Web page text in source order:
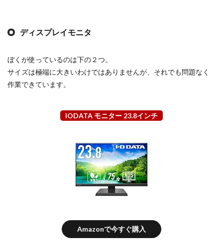
ディスプレイモニタ
ぼくが使っているのは下の２つ。
サイズは極端に大きいわけではありませんが、それでも問題なく
作業できています。
IODATA モニター 23.8インチ
Amazonで今すぐ購入